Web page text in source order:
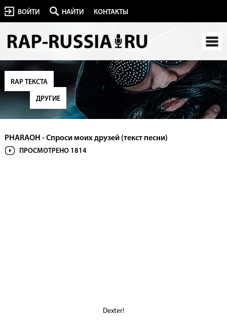
ВОЙТИ НАЙТИ КОНТАКТЫ
RAP ТЕКСТА
ДРУГИЕ
PHARAOH - Спроси моих друзей (текст песни)
ПРОСМОТРЕНО 1814
Dexter!